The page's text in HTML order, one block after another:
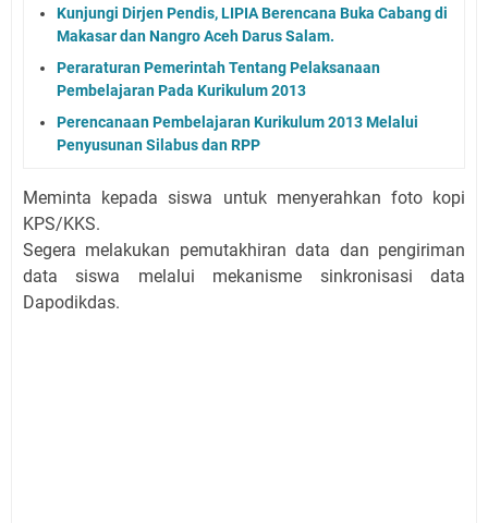
Kunjungi Dirjen Pendis, LIPIA Berencana Buka Cabang di
Makasar dan Nangro Aceh Darus Salam.
Peraraturan Pemerintah Tentang Pelaksanaan
Pembelajaran Pada Kurikulum 2013
Perencanaan Pembelajaran Kurikulum 2013 Melalui
Penyusunan Silabus dan RPP
Meminta kepada siswa untuk menyerahkan foto kopi
KPS/KKS.
Segera melakukan pemutakhiran data dan pengiriman
data siswa melalui mekanisme sinkronisasi data
Dapodikdas.